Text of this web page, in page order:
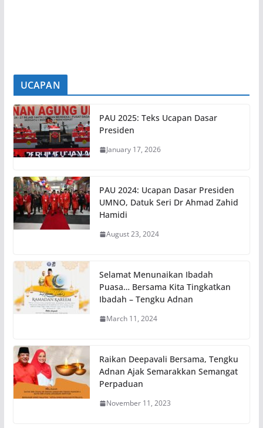
UCAPAN
PAU 2025: Teks Ucapan Dasar
Presiden
January 17, 2026
PAU 2024: Ucapan Dasar Presiden
UMNO, Datuk Seri Dr Ahmad Zahid
Hamidi
August 23, 2024
Selamat Menunaikan Ibadah
Puasa… Bersama Kita Tingkatkan
Ibadah – Tengku Adnan
March 11, 2024
Raikan Deepavali Bersama, Tengku
Adnan Ajak Semarakkan Semangat
Perpaduan
November 11, 2023